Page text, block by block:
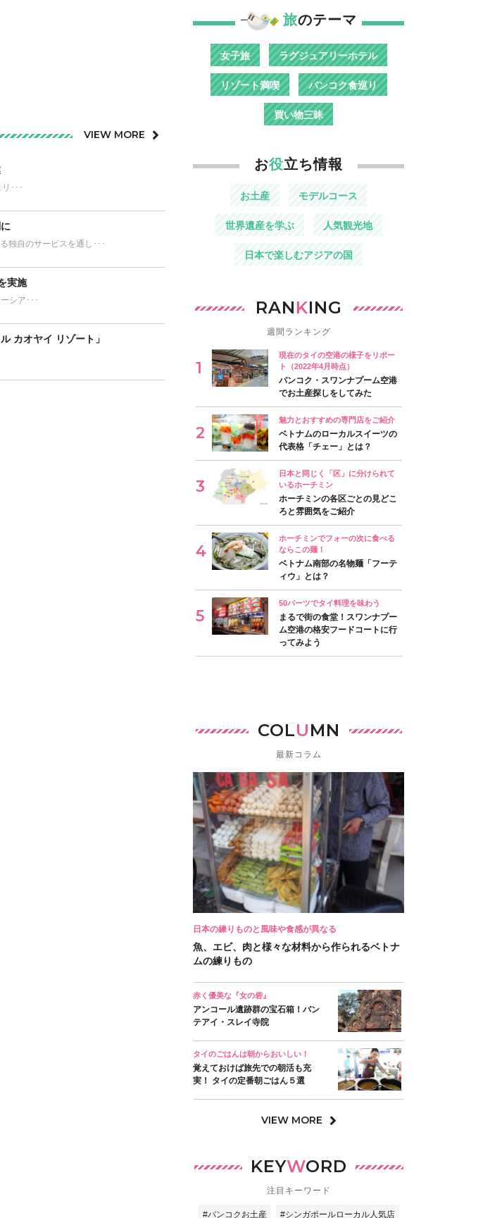
VIEW MORE
･･･
独自のサービスを通し･･･
実施
シア･･･
カオヤイ リゾート」
旅のテーマ
女子旅 ラグジュアリーホテル
リゾート満喫 バンコク食巡り
買い物三昧
お役立ち情報
お土産 モデルコース
世界遺産を学ぶ 人気観光地
日本で楽しむアジアの国
RANKING
週間ランキング
現在のタイの空港の様子をリポー
ト（2022年4月時点）
バンコク・スワンナプーム空港
でお土産探しをしてみた
魅力とおすすめの専門店をご紹介
ベトナムのローカルスイーツの
代表格「チェー」とは？
日本と同じく「区」に分けられて
いるホーチミン
ホーチミンの各区ごとの見どこ
ろと雰囲気をご紹介
ホーチミンでフォーの次に食べる
ならこの麺！
ベトナム南部の名物麺「フーテ
ィウ」とは？
50バーツでタイ料理を味わう
まるで街の食堂！スワンナプー
ム空港の格安フードコートに行
ってみよう
COLUMN
最新コラム
日本の練りものと風味や食感が異なる
魚、エビ、肉と様々な材料から作られるベトナ
ムの練りもの
赤く優美な『女の砦』
アンコール遺跡群の宝石箱！バン
テアイ・スレイ寺院
タイのごはんは朝からおいしい！
覚えておけば旅先での朝活も充
実！ タイの定番朝ごはん５選
VIEW MORE
KEYWORD
注目キーワード
#バンコクお土産 #シンガポールローカル人気店